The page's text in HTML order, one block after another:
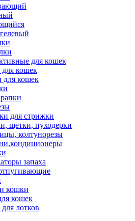
для кошек
кошек
кошек
для стрижки
щетки, пуходерки
колтунорезы
запаха
кошки
кошек
лотков